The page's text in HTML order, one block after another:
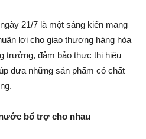
21/7 là một sáng kiến mang
lợi cho giao thương hàng hóa
trưởng, đảm bảo thực thi hiệu
đưa những sả‌n phẩm có chất
bổ trợ cho nhau